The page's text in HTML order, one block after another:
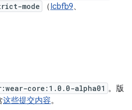
mode
（Icbfb9、
core:1.0.0-alpha01 。版
这些提交内容。